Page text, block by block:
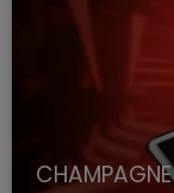
CHAMPAGNE